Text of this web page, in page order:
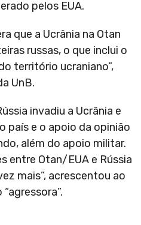
pelos EUA.
que a Ucrânia na Otan
russas, o que inclui o
território ucraniano”,
UnB.
invadiu a Ucrânia e
país e o apoio da opinião
além do apoio militar.
entre Otan/EUA e Rússia
mais”, acrescentou ao